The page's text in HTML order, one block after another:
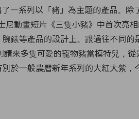
一系列以「豬」為主題的產品。除
動畫短片《三隻小豬》中首次亮
錶等產品的設計上。跟過往不同的
來多隻可愛的寵物豬當模特兒，
於一般農曆新年系列的大紅大紫，